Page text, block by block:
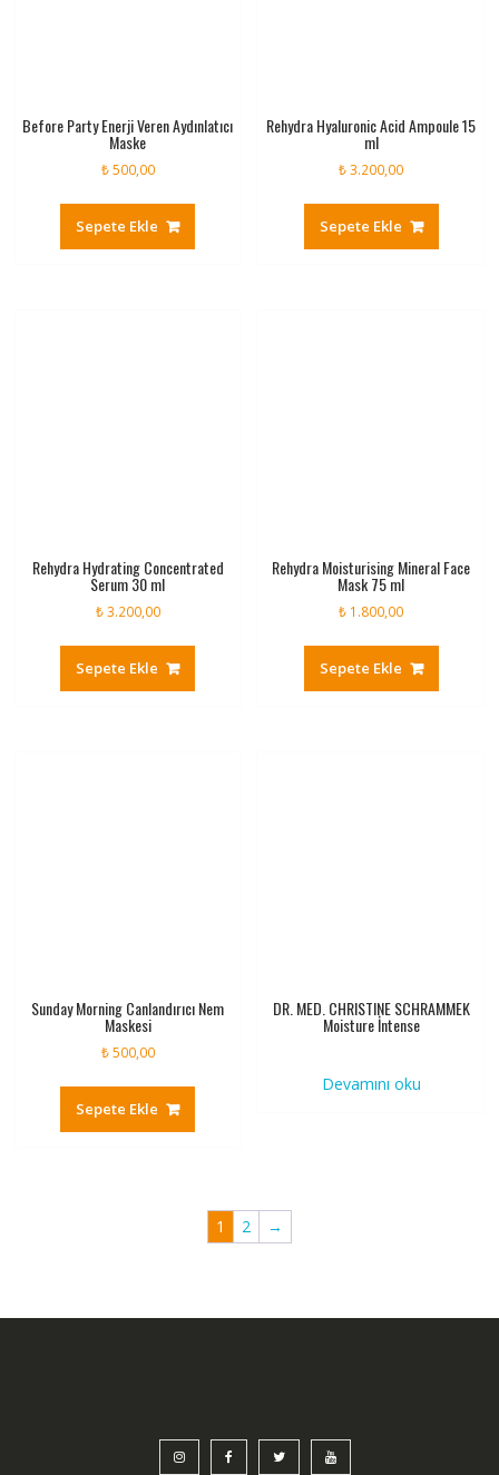
Before Party Enerji Veren Aydınlatıcı
Maske
₺500,00
Sepete Ekle
Rehydra Hyaluronic Acid Ampoule 15
ml
₺3.200,00
Sepete Ekle
Rehydra Hydrating Concentrated
Serum 30 ml
₺3.200,00
Sepete Ekle
Rehydra Moisturising Mineral Face
Mask 75 ml
₺ 1.800,00
Sepete Ekle
Sunday Morning Canlandırıcı Nem
Maskesi
₺500,00
Sepete Ekle
DR. MED. CHRISTINE SCHRAMMEK
Moisture İntense
Devamını oku
1 2 →